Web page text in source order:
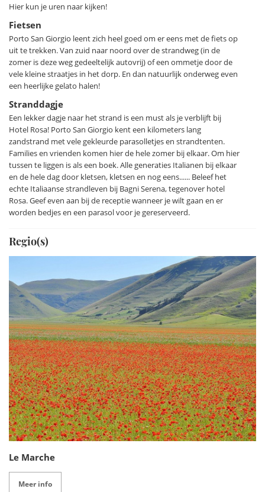
te bereiken en ligt het hotel op 10 minuten lopen van het
station.
Porto San Giorgio ligt in het zuidelijke deel van Le Marche en
leent zich goed voor uitstapjes. In het directe achterland ligt
het kenmerkende heuvelachtige landschap met vele
pittoreske middeleeuwse dorpjes en stadjes als Torre di
Palme, Grottammare en burchtstad Fermo. Bijzondere
steden zijn de heilige stad Loreto met de Basilica della Santa
Casa. Hier wordt een van de belangrijkste relieken van het
christendom bewaard, het Heilige huis, het huis waar Jezus
opgegroeid zou zijn. Of operastad Macerata met het enorme
openluchttheater Sferisterio. De mooie natuur en witte
stranden rondom het natuurpark Monte Conero (572m), een
uitloper van de Apennijnen bij Ancona. Ook de in 1948
ontdekte koele grotten van Frasassi zijn een belangrijke
uitgezet over brede wandelpaden en ruime trappen.
Hier kun je uren naar kijken!
Fietsen
Porto San Giorgio leent zich heel goed om er eens met de fiets op
uit te trekken. Van zuid naar noord over de strandweg (in de
zomer is deze weg gedeeltelijk autovrij) of een ommetje door de
vele kleine straatjes in het dorp. En dan natuurlijk onderweg even
een heerlijke gelato halen!
Stranddagje
Een lekker dagje naar het strand is een must als je verblijft bij
Hotel Rosa! Porto San Giorgio kent een kilometers lang
zandstrand met vele gekleurde parasolletjes en strandtenten.
Families en vrienden komen hier de hele zomer bij elkaar. Om hier
tussen te liggen is als een boek. Alle generaties Italianen bij elkaar
en de hele dag door kletsen, kletsen en nog eens...... Beleef het
echte Italiaanse strandleven bij Bagni Serena, tegenover hotel
Rosa. Geef even aan bij de receptie wanneer je wilt gaan en er
worden bedjes en een parasol voor je gereserveerd.
Regio(s)
Le Marche
Meer info